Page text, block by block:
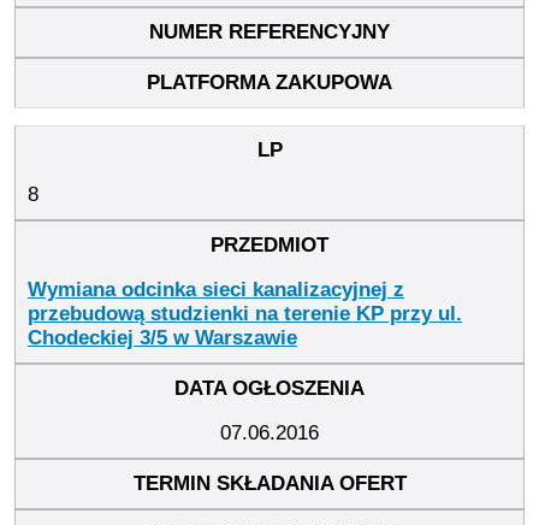
8
Wymiana odcinka sieci kanalizacyjnej z
przebudową studzienki na terenie KP przy ul.
Chodeckiej 3/5 w Warszawie
07.06.2016